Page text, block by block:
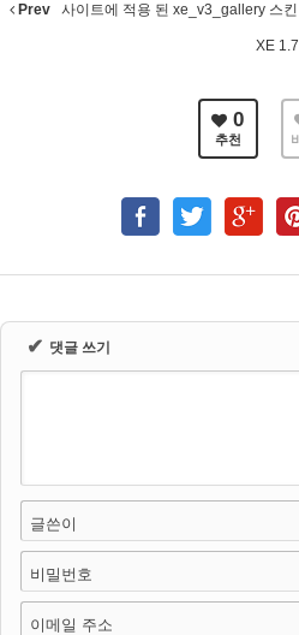
Prev 사이트에 적용 된 xe_v3_gallery 스
XE
0
추천
✔ 댓글 쓰기
글쓴이
비밀번호
이메일 주소